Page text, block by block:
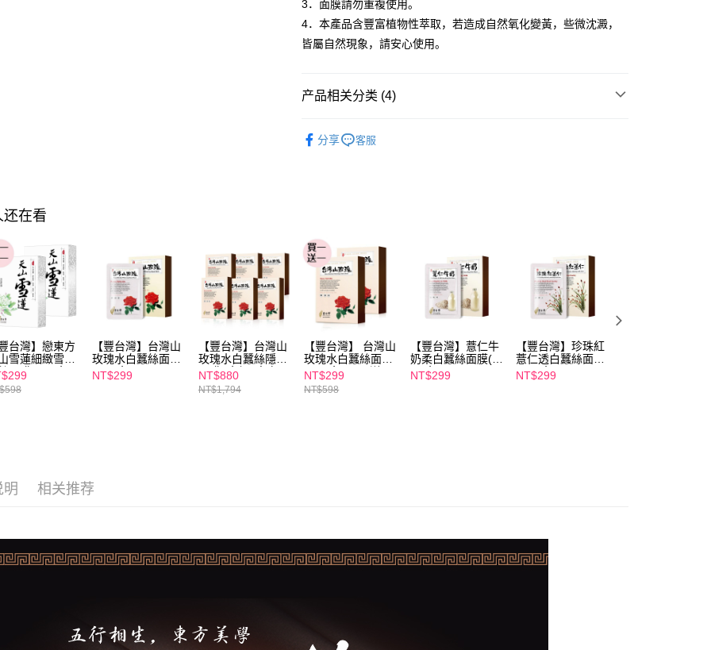
2. 進行簡訊驗證之後，即可完成結帳手續。
3. 訂單確認後不需事先繳費，商品會配送至您的指定地址。
4. 下訂完成後，您的手機會收到一封繳費通知簡訊，APP會員則會收到
1. 初次使用 AFTEE 時，將依認證結果及本公司審查結果，核予每個人不同
之上限額度
2. 結帳金額須大於NT$30
3. 目前僅支援台灣會員
三、聲明條款
「AFTEE先享後付」(下稱本服務)乃由恩沛科技股份有限公司(下稱 AFTEE
)所提供，並由 AFTEE 向您收取款項。因使用本服務所須提供之個人資料
(包含但不限於訂購人姓名、電話，收件人姓名、電話、收件地址)，將交付
予 AFTEE 於本服務必要服務範圍內運用。關於 AFTEE 對於個人資料之蒐
集、處理、利用，詳參 AFTEE 官網之『個人資料蒐集、處理及利用告知聲
明』（
运送方式
每笔NT$100，满NT$600(含以上)免运费
7-11付款取貨
每笔NT$100，满NT$600(含以上)免运费
付款後7-11取貨
宅配
每笔NT$100，满NT$600(含以上)免运费
3．面膜請勿重複使用。
4．本產品含豐富植物性萃取，若造成自然氧化變黃，些微沈澱，
皆屬自然現象，請安心使用。
产品相关分类 (4)
分享 客服
还在看
台灣】戀東方
雪蓮細緻雪白
面膜(5入/盒)
送一)
【豐台灣】台灣山
玫瑰水白蠶絲面膜
(5入/盒)
NT$299
【豐台灣】台灣山
玫瑰水白蠶絲隱形
面膜6盒組#亮白 #
保濕
NT$880
NT$1,794
【豐台灣】 台灣山
玫瑰水白蠶絲面膜
(5入/盒)(買一送一)
NT$299
NT$598
【豐台灣】薏仁牛
奶柔白蠶絲面膜(5
入/盒)
NT$299
【豐台灣】珍珠紅
薏仁透白蠶絲面膜
(5入/盒)
NT$299
明 相关推荐